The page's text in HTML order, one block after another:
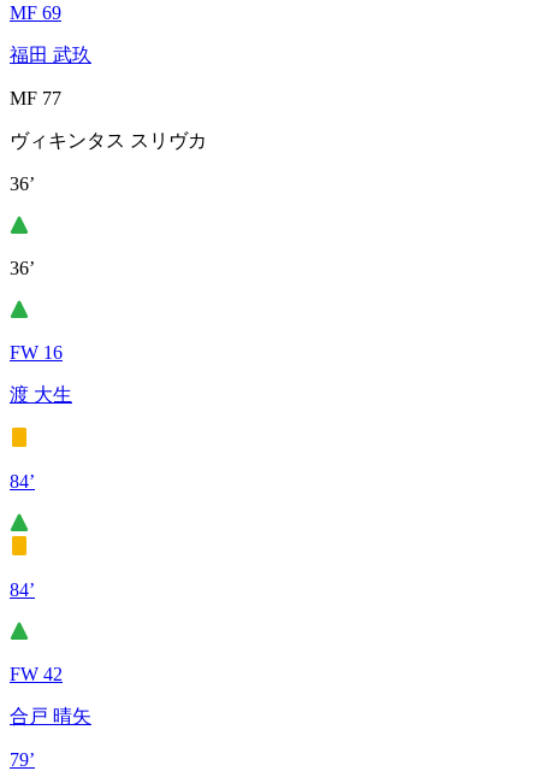
MF 69
福田 武玖
MF 77
ヴィキンタス スリヴカ
36’
36’
FW 16
渡 大生
84’
84’
FW 42
合戸 晴矢
79’